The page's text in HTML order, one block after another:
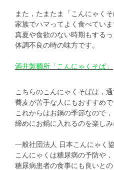
また，たまたま「こんにゃく
家族でハマってよく食べていま
真夏や食欲のない時期もする
体調不良の時の味方です。
酒井製麺所「こんにゃくそば」
こちらのこんにゃくそばは，
蕎麦が苦手な人にもおすすめで
これからはお鍋の季節なので，
締めにお鍋に入れるのを楽しみ
一般社団法人 日本こんにゃく
こんにゃくは糖尿病の予防や，
糖尿病患者の食事にも良いとの